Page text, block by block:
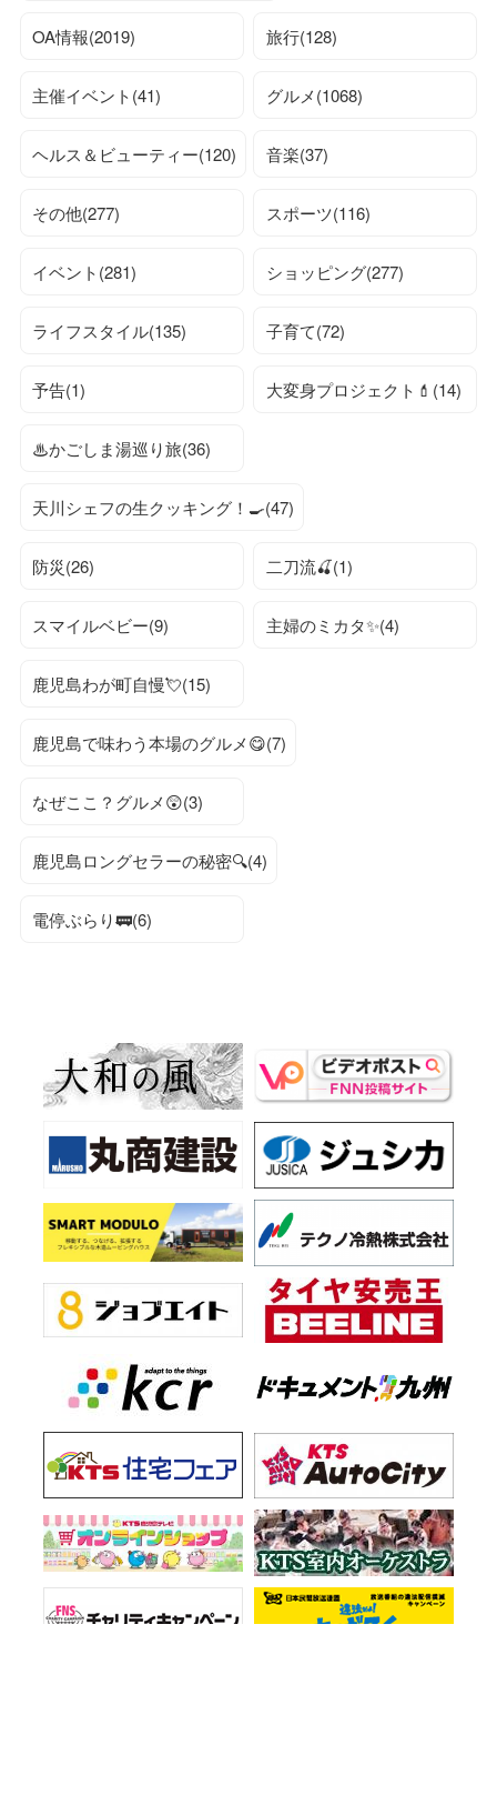
OA情報(2019) 旅行(128)
主催イベント(41) グルメ(1068)
ヘルス＆ビューティー(120) 音楽(37)
その他(277) スポーツ(116)
イベント(281) ショッピング(277)
ライフスタイル(135) 子育て(72)
予告(1) 大変身プロジェクト💄(14)
♨かごしま湯巡り旅(36)
天川シェフの生クッキング！🍳(47)
防災(26) 二刀流🍒(1)
スマイルベビー(9) 主婦のミカタ✨(4)
鹿児島わが町自慢💘(15)
鹿児島で味わう本場のグルメ😋(7)
なぜここ？グルメ😲(3)
鹿児島ロングセラーの秘密🔍(4)
電停ぶらり🚃(6)